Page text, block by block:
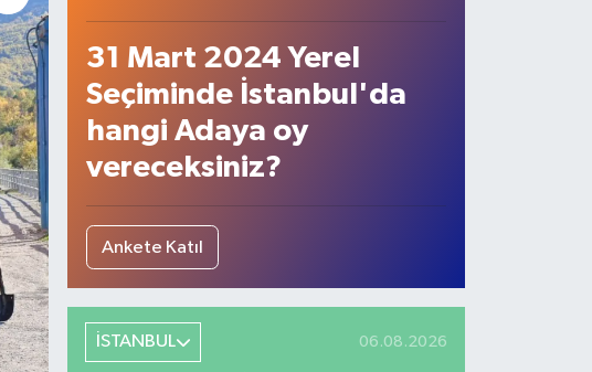
31 Mart 2024 Yerel
Seçiminde İstanbul'da
hangi Adaya oy
vereceksiniz?
Ankete Katıl
İSTANBUL 06.08.2026